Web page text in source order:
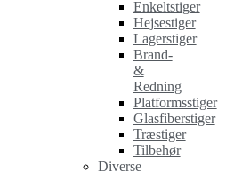
Enkeltstiger
Hejsestiger
Lagerstiger
Brand-
&
Redning
Platformsstiger
Glasfiberstiger
Træstiger
Tilbehør
Diverse